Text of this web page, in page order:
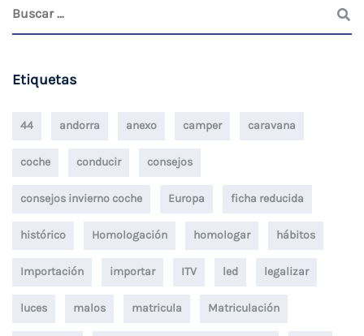
Etiquetas
44 andorra anexo camper caravana
coche conducir consejos
consejos invierno coche Europa ficha reducida
histórico Homologación homologar hábitos
Importación importar ITV led legalizar
luces malos matricula Matriculación